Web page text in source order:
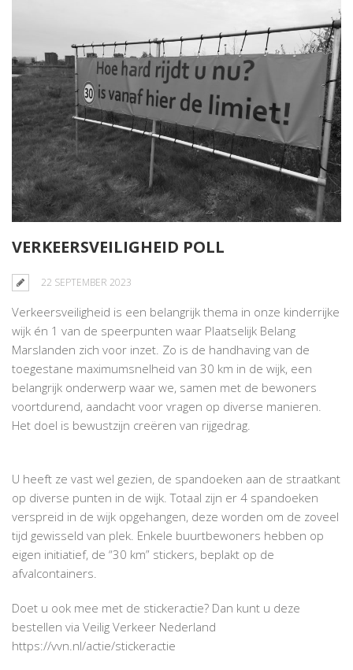
VERKEERSVEILIGHEID POLL
22 SEPTEMBER 2023
Verkeersveiligheid is een belangrijk thema in onze kinderrijke
wijk én 1 van de speerpunten waar Plaatselijk Belang
Marslanden zich voor inzet. Zo is de handhaving van de
toegestane maximumsnelheid van 30 km in de wijk, een
belangrijk onderwerp waar we, samen met de bewoners
voortdurend, aandacht voor vragen op diverse manieren.
Het doel is bewustzijn creëren van rijgedrag.
U heeft ze vast wel gezien, de spandoeken aan de straatkant
op diverse punten in de wijk. Totaal zijn er 4 spandoeken
verspreid in de wijk opgehangen, deze worden om de zoveel
tijd gewisseld van plek. Enkele buurtbewoners hebben op
eigen initiatief, de “30 km” stickers, beplakt op de
afvalcontainers.
Doet u ook mee met de stickeractie? Dan kunt u deze
bestellen via Veilig Verkeer Nederland
https://vvn.nl/actie/stickeractie